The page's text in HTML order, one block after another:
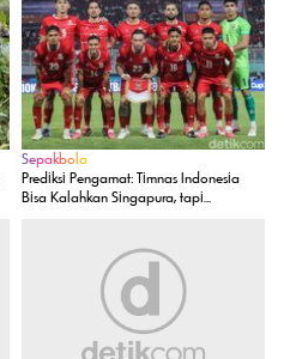
Sepakbola
Prediksi Pengamat: Timnas Indonesia
Bisa Kalahkan Singapura, tapi...